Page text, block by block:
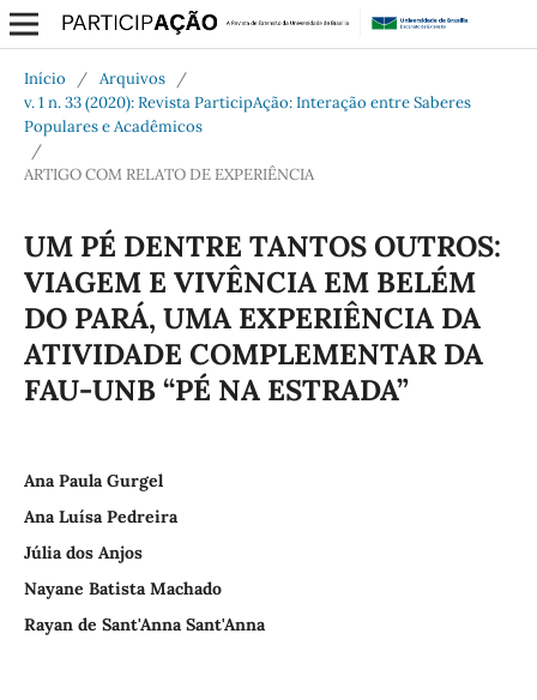
Início / Arquivos
/
v. 1 n. 33 (2020): Revista ParticipAção: Interação entre Saberes
Populares e Acadêmicos
/
ARTIGO COM RELATO DE EXPERIÊNCIA
UM PÉ DENTRE TANTOS OUTROS:
VIAGEM E VIVÊNCIA EM BELÉM
DO PARÁ, UMA EXPERIÊNCIA DA
ATIVIDADE COMPLEMENTAR DA
FAU-UNB “PÉ NA ESTRADA”
Ana Paula Gurgel
Ana Luísa Pedreira
Júlia dos Anjos
Nayane Batista Machado
Rayan de Sant'Anna Sant'Anna